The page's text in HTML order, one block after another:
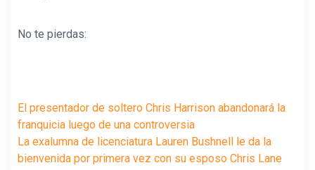
No te pierdas:
El presentador de soltero Chris Harrison abandonará la
franquicia luego de una controversia
La exalumna de licenciatura Lauren Bushnell le da la
bienvenida por primera vez con su esposo Chris Lane